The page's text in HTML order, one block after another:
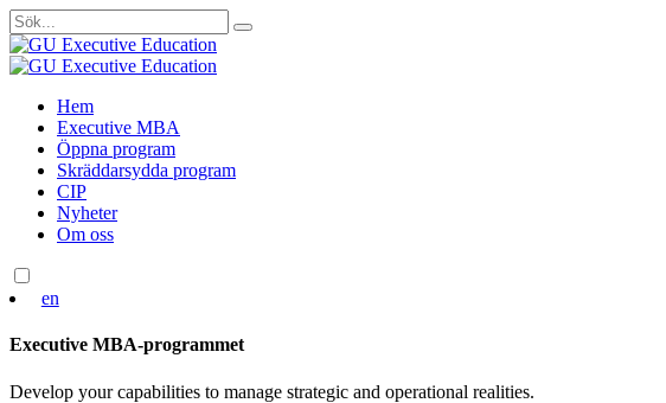
Sök
efter:
Skip
content
Hem
Executive MBA
Öppna program
Skräddarsydda program
CIP
Nyheter
Om oss
en
Executive MBA-programmet
Develop your capabilities to manage strategic and operational realities.